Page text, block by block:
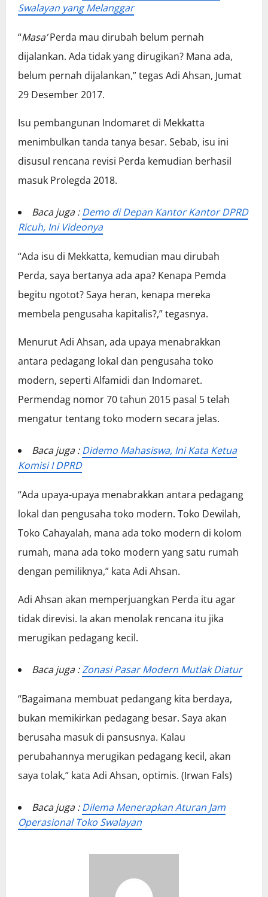
Swalayan yang Melanggar
“Masa’Perda mau dirubah belum pernah
dijalankan. Ada tidak yang dirugikan? Mana ada,
belum pernah dijalankan,” tegas Adi Ahsan, Jumat
29 Desember 2017.
Isu pembangunan Indomaret di Mekkatta
menimbulkan tanda tanya besar. Sebab, isu ini
disusul rencana revisi Perda kemudian berhasil
masuk Prolegda 2018.
Baca juga :Demo di Depan Kantor Kantor DPRD
Ricuh, Ini Videonya
“Ada isu di Mekkatta, kemudian mau dirubah
Perda, saya bertanya ada apa? Kenapa Pemda
begitu ngotot? Saya heran, kenapa mereka
membela pengusaha kapitalis?,” tegasnya.
Menurut Adi Ahsan, ada upaya menabrakkan
antara pedagang lokal dan pengusaha toko
modern, seperti Alfamidi dan Indomaret.
Permendag nomor 70 tahun 2015 pasal 5 telah
mengatur tentang toko modern secara jelas.
Baca juga :Didemo Mahasiswa, Ini Kata Ketua
Komisi I DPRD
“Ada upaya-upaya menabrakkan antara pedagang
lokal dan pengusaha toko modern. Toko Dewilah,
Toko Cahayalah, mana ada toko modern di kolom
rumah, mana ada toko modern yang satu rumah
dengan pemiliknya,” kata Adi Ahsan.
Adi Ahsan akan memperjuangkan Perda itu agar
tidak direvisi. Ia akan menolak rencana itu jika
merugikan pedagang kecil.
Baca juga :Zonasi Pasar Modern Mutlak Diatur
“Bagaimana membuat pedangang kita berdaya,
bukan memikirkan pedagang besar. Saya akan
berusaha masuk di pansusnya. Kalau
perubahannya merugikan pedagang kecil, akan
saya tolak,” kata Adi Ahsan, optimis. (Irwan Fals)
Baca juga :Dilema Menerapkan Aturan Jam
Operasional Toko Swalayan